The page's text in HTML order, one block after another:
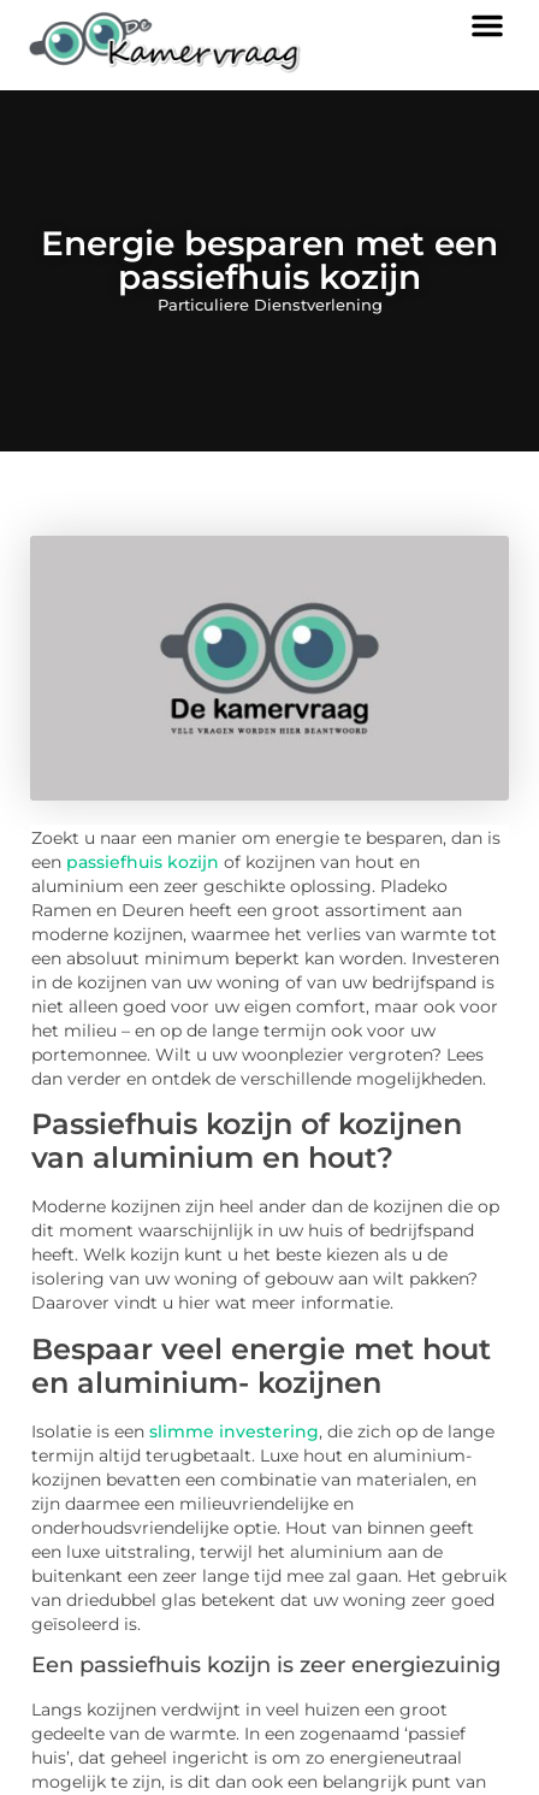
Energie besparen met een
passiefhuis kozijn
Particuliere Dienstverlening
Zoekt u naar een manier om energie te besparen, dan is
een passiefhuis kozijn of kozijnen van hout en
aluminium een zeer geschikte oplossing. Pladeko
Ramen en Deuren heeft een groot assortiment aan
moderne kozijnen, waarmee het verlies van warmte tot
een absoluut minimum beperkt kan worden. Investeren
in de kozijnen van uw woning of van uw bedrijfspand is
niet alleen goed voor uw eigen comfort, maar ook voor
het milieu – en op de lange termijn ook voor uw
portemonnee. Wilt u uw woonplezier vergroten? Lees
dan verder en ontdek de verschillende mogelijkheden.
Passiefhuis kozijn of kozijnen
van aluminium en hout?
Moderne kozijnen zijn heel ander dan de kozijnen die op
dit moment waarschijnlijk in uw huis of bedrijfspand
heeft. Welk kozijn kunt u het beste kiezen als u de
isolering van uw woning of gebouw aan wilt pakken?
Daarover vindt u hier wat meer informatie.
Bespaar veel energie met hout
en aluminium- kozijnen
Isolatie is een slimme investering, die zich op de lange
termijn altijd terugbetaalt. Luxe hout en aluminium-
kozijnen bevatten een combinatie van materialen, en
zijn daarmee een milieuvriendelijke en
onderhoudsvriendelijke optie. Hout van binnen geeft
een luxe uitstraling, terwijl het aluminium aan de
buitenkant een zeer lange tijd mee zal gaan. Het gebruik
van driedubbel glas betekent dat uw woning zeer goed
geïsoleerd is.
Een passiefhuis kozijn is zeer energiezuinig
Langs kozijnen verdwijnt in veel huizen een groot
gedeelte van de warmte. In een zogenaamd ‘passief
huis’, dat geheel ingericht is om zo energieneutraal
mogelijk te zijn, is dit dan ook een belangrijk punt van